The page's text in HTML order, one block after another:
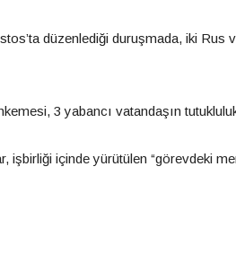
düzenlediği duruşmada, iki Rus
3 yabancı vatandaşın
işbirliği içinde yürütülen “görevdeki